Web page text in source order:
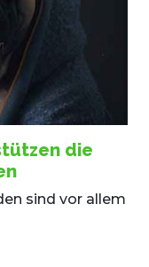
die
sind vor allem